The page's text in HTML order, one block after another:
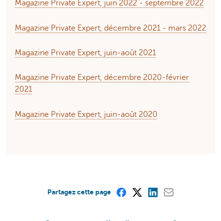
Magazine Private Expert, juin 2022 - septembre 2022
Magazine Private Expert, décembre 2021 - mars 2022
Magazine Private Expert, juin-août 2021
Magazine Private Expert, décembre 2020-février
2021
Magazine Private Expert, juin-août 2020
Partagez cette page